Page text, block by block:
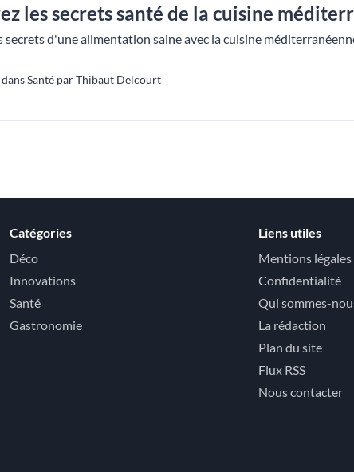
les secrets santé de la cuisine
secrets d'une alimentation saine avec la cuisine
Santé par Thibaut Delcourt
Catégories
Déco
Innovations
Santé
Gastronomie
Liens utiles
Mentions légales
Confidentialité
Qui sommes-
La rédaction
Plan du site
Flux RSS
Nous contacter